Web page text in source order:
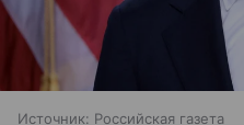
Источник: Российская газета